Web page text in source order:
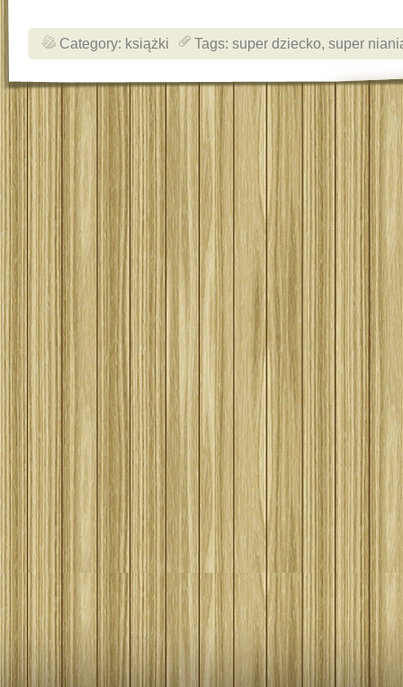
Category: książki Tags: super dziecko, super